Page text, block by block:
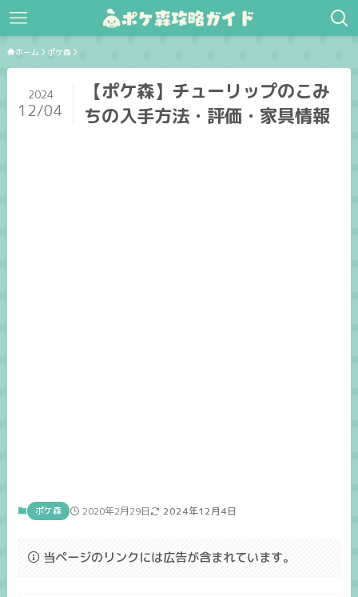
ホーム ポケ森
【ポケ森】チューリップのこみ
ちの入手方法・評価・家具情報
2024
12/04
ポケ森 2020年2月29日 2024年12月4日
当ページのリンクには広告が含まれています。